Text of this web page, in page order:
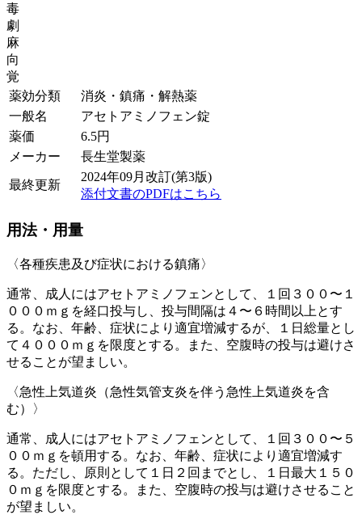
毒
劇
麻
向
覚
薬効分類
消炎・鎮痛・解熱薬
一般名
アセトアミノフェン錠
薬価
6.5円
メーカー
長生堂製薬
最終更新
2024年09月改訂(第3版)
添付文書のPDFはこちら
用法・用量
〈各種疾患及び症状における鎮痛〉
通常、成人にはアセトアミノフェンとして、１回３００〜１
０００ｍｇを経口投与し、投与間隔は４〜６時間以上とす
る。なお、年齢、症状により適宜増減するが、１日総量とし
て４０００ｍｇを限度とする。また、空腹時の投与は避けさ
せることが望ましい。
〈急性上気道炎（急性気管支炎を伴う急性上気道炎を含
む）〉
通常、成人にはアセトアミノフェンとして、１回３００〜５
００ｍｇを頓用する。なお、年齢、症状により適宜増減す
る。ただし、原則として１日２回までとし、１日最大１５０
０ｍｇを限度とする。また、空腹時の投与は避けさせること
が望ましい。